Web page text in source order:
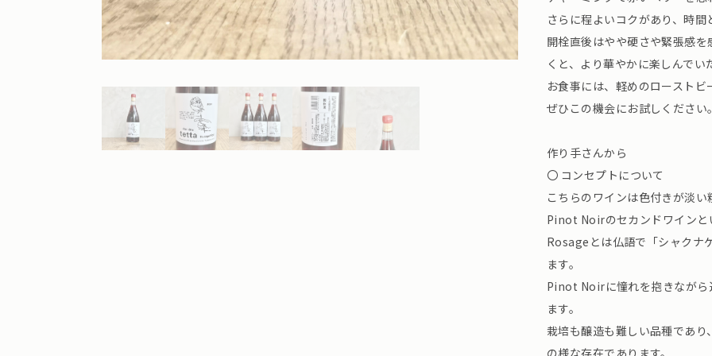
さらに程よいコクがあり、時
開栓直後はやや硬さや緊張感
くと、より華やかに楽しんでい
お食事には、軽めのロースト
ぜひこの機会にお試しください
作り手さんから
〇 コンセプトについて
こちらのワインは色付きが淡
Pinot Noirのセカンドワインと
Rosageとは仏語で「シャクナ
ます。
Pinot Noirに憧れを抱きながら
ます。
栽培も醸造も難しい品種であ
の様な存在であります。